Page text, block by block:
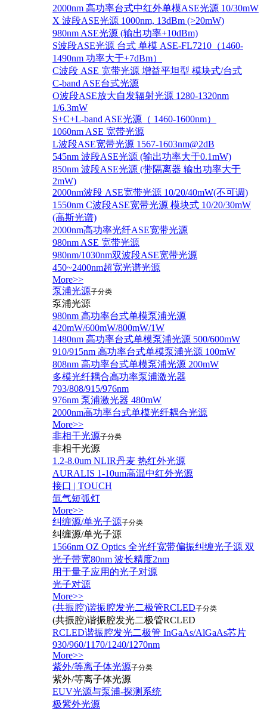
2000nm 高功率台式中红外单模ASE光源 10/30mW
X 波段ASE光源 1000nm, 13dBm (>20mW)
980nm ASE光源 (输出功率+10dBm)
S波段ASE光源 台式 单模 ASE-FL7210（1460-
1490nm 功率大于+7dBm）
C波段 ASE 宽带光源 增益平坦型 模块式/台式
C-band ASE台式光源
O波段ASE放大自发辐射光源 1280-1320nm
1/6.3mW
S+C+L-band ASE光源（ 1460-1600nm）
1060nm ASE 宽带光源
L波段ASE宽带光源 1567-1603nm@2dB
545nm 波段ASE光源 (输出功率大于0.1mW)
850nm 波段ASE光源 (带隔离器 输出功率大于
2mW)
2000nm波段 ASE宽带光源 10/20/40mW(不可调)
1550nm C波段ASE宽带光源 模块式 10/20/30mW
(高斯光谱)
2000nm高功率光纤ASE宽带光源
980nm ASE 宽带光源
980nm/1030nm双波段ASE宽带光源
450~2400nm超宽光谱光源
More>>
泵浦光源子分类
泵浦光源
980nm 高功率台式单模泵浦光源
420mW/600mW/800mW/1W
1480nm 高功率台式单模泵浦光源 500/600mW
910/915nm 高功率台式单模泵浦光源 100mW
808nm 高功率台式单模泵浦光源 200mW
多模光纤耦合高功率泵浦激光器
793/808/915/976nm
976nm 泵浦激光器 480mW
2000nm高功率台式单模光纤耦合光源
More>>
非相干光源子分类
非相干光源
1.2-8.0um NLIR丹麦 热红外光源
AURALIS 1-10um高温中红外光源
接口 | TOUCH
氙气短弧灯
More>>
纠缠源/单光子源子分类
纠缠源/单光子源
1566nm OZ Optics 全光纤宽带偏振纠缠光子源 双
光子带宽80nm 波长精度2nm
用于量子应用的光子对源
光子对源
More>>
(共振腔)谐振腔发光二极管RCLED子分类
(共振腔)谐振腔发光二极管RCLED
RCLED谐振腔发光二极管 InGaAs/AlGaAs芯片
930/960/1170/1240/1270nm
More>>
紫外/等离子体光源子分类
紫外/等离子体光源
EUV光源与泵浦-探测系统
极紫外光源